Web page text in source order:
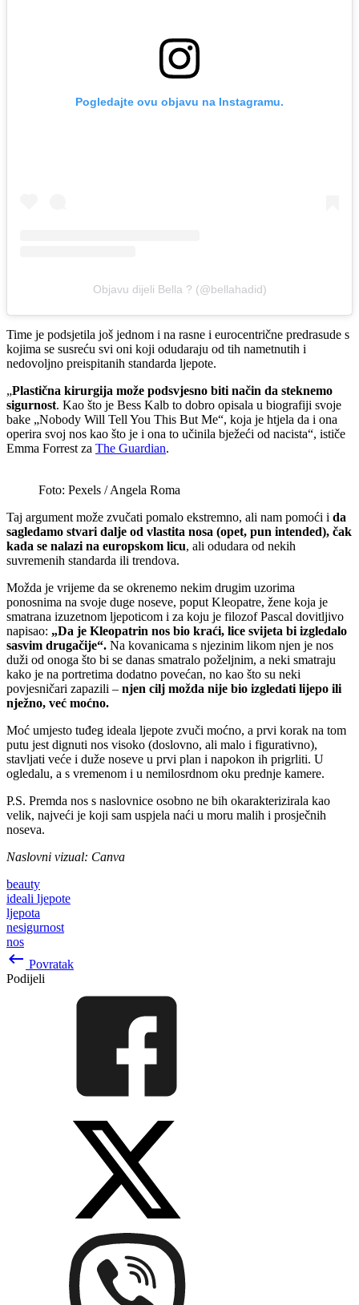
Pogledajte ovu objavu na Instagramu.
Objavu dijeli Bella ? (@bellahadid)
Time je podsjetila još jednom i na rasne i eurocentrične predrasude s
kojima se susreću svi oni koji odudaraju od tih nametnutih i
nedovoljno preispitanih standarda ljepote.
„Plastična kirurgija može podsvjesno biti način da steknemo
sigurnost. Kao što je Bess Kalb to dobro opisala u biografiji svoje
bake „Nobody Will Tell You This But Me“, koja je htjela da i ona
operira svoj nos kao što je i ona to učinila bježeći od nacista“, ističe
Emma Forrest za The Guardian.
Foto: Pexels / Angela Roma
Taj argument može zvučati pomalo ekstremno, ali nam pomoći i da
sagledamo stvari dalje od vlastita nosa (opet, pun intended), čak
kada se nalazi na europskom licu, ali odudara od nekih
suvremenih standarda ili trendova.
Možda je vrijeme da se okrenemo nekim drugim uzorima
ponosnima na svoje duge noseve, poput Kleopatre, žene koja je
smatrana izuzetnom ljepoticom i za koju je filozof Pascal dovitljivo
napisao: „Da je Kleopatrin nos bio kraći, lice svijeta bi izgledalo
sasvim drugačije“. Na kovanicama s njezinim likom njen je nos
duži od onoga što bi se danas smatralo poželjnim, a neki smatraju
kako je na portretima dodatno povećan, no kao što su neki
povjesničari zapazili – njen cilj možda nije bio izgledati lijepo ili
nježno, već moćno.
Moć umjesto tuđeg ideala ljepote zvuči moćno, a prvi korak na tom
putu jest dignuti nos visoko (doslovno, ali malo i figurativno),
stavljati veće i duže noseve u prvi plan i napokon ih prigrliti. U
ogledalu, a s vremenom i u nemilosrdnom oku prednje kamere.
P.S. Premda nos s naslovnice osobno ne bih okarakterizirala kao
velik, najveći je koji sam uspjela naći u moru malih i prosječnih
noseva.
Naslovni vizual: Canva
beauty
ideali ljepote
ljepota
nesigurnost
nos
keyboard_backspace Povratak
Podijeli